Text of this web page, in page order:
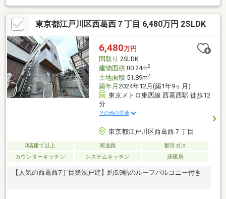
東京都江戸川区西葛西７丁目 6,480万円 2SLDK
6,480万円
間取り 2SLDK
建物面積80.24m2
土地面積51.89m2
築年月 2024年12月(築1年9ヶ月)
東京メトロ東西線 西葛西駅 徒歩12
分
その他の交通
東京都江戸川区西葛西７丁目
3階建て以上 南道路
都市ガス
カウンターキッチン
システムキッチン 床暖房
【人気の西葛西7丁目築浅戸建】約5.9帖のルーフバルコニー付き